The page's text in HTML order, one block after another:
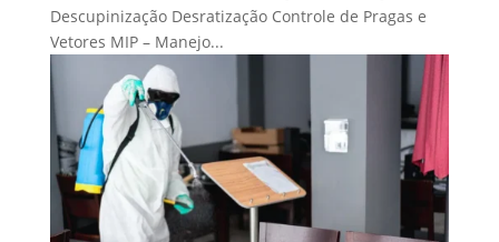
Descupinização Desratização Controle de Pragas e
Vetores MIP – Manejo...